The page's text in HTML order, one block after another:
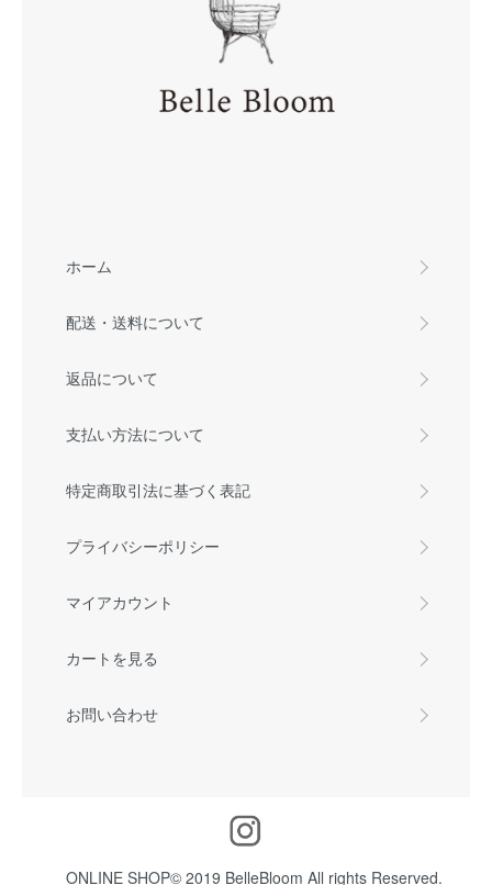
ホーム
配送・送料について
返品について
支払い方法について
特定商取引法に基づく表記
プライバシーポリシー
マイアカウント
カートを見る
お問い合わせ
ONLINE SHOP© 2019 BelleBloom All rights Reserved.